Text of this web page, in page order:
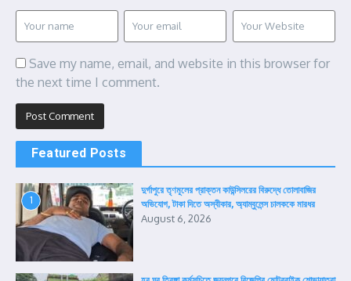
Save my name, email, and website in this browser for
the next time I comment.
Featured Posts
1
দুর্গাপুরে তৃণমূলের প্রাক্তন কাউন্সিলরের বিরুদ্ধে তোলাবাজির
অভিযোগ, টাকা দিতে অস্বীকার, অ্যাম্বুলেন্স চালককে মারধর
August 6, 2026